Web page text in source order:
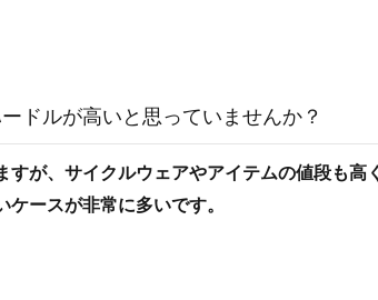
ドルが高いと思っていませんか？
が、サイクルウェアやアイテムの値段も高
ースが非常に多いです。